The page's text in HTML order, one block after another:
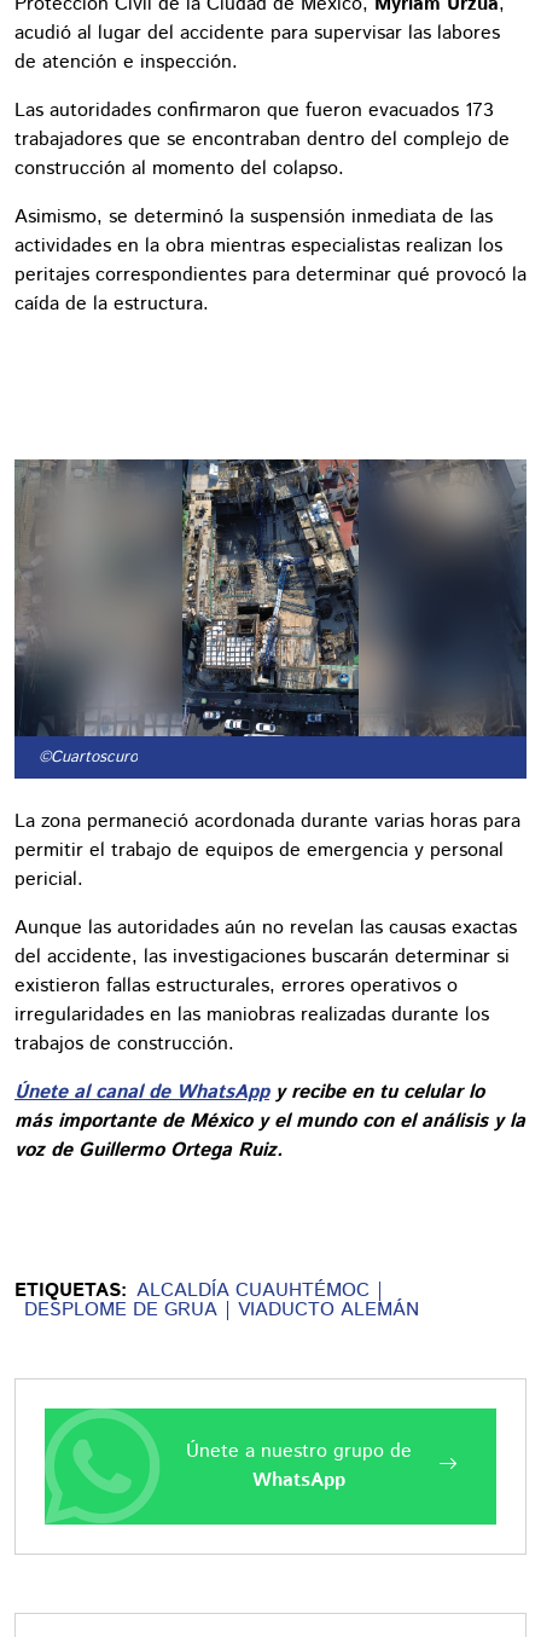
acudió al lugar del accidente para supervisar las labores
de atención e inspección.
Las autoridades confirmaron que fueron evacuados 173
trabajadores que se encontraban dentro del complejo de
construcción al momento del colapso.
Asimismo, se determinó la suspensión inmediata de las
actividades en la obra mientras especialistas realizan los
peritajes correspondientes para determinar qué provocó la
caída de la estructura.
©Cuartoscuro
La zona permaneció acordonada durante varias horas para
permitir el trabajo de equipos de emergencia y personal
pericial.
Aunque las autoridades aún no revelan las causas exactas
del accidente, las investigaciones buscarán determinar si
existieron fallas estructurales, errores operativos o
irregularidades en las maniobras realizadas durante los
trabajos de construcción.
Únete al canal de WhatsAppy recibe en tu celular lo
más importante de México y el mundo con el análisis y la
voz de Guillermo Ortega Ruiz.
ETIQUETAS: ALCALDÍA CUAUHTÉMOC
DESPLOME DE GRUA VIADUCTO ALEMÁN
Únete a nuestro grupo de
WhatsApp